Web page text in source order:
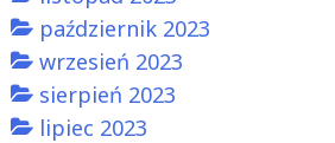
październik 2023
wrzesień 2023
sierpień 2023
lipiec 2023